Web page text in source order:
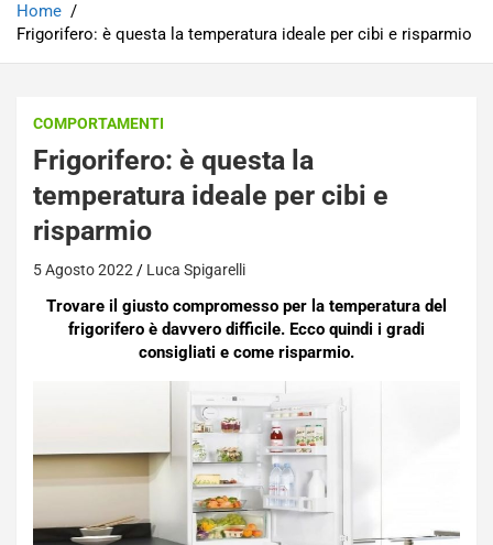
Home
Frigorifero: è questa la temperatura ideale per cibi e risparmio
COMPORTAMENTI
Frigorifero: è questa la
temperatura ideale per cibi e
risparmio
5 Agosto 2022 Luca Spigarelli
Trovare il giusto compromesso per la temperatura del
frigorifero è davvero difficile. Ecco quindi i gradi
consigliati e come risparmio.